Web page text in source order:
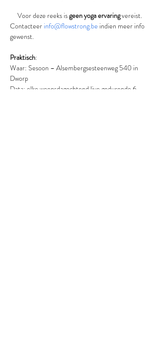
Voor deze reeks is geen yoga ervaring vereist.
Contacteer info@flowstrong.be indien meer info
gewenst.
Praktisch:
Waar: Sesoon – Alsembergsesteenweg 540 in
Dworp
Data: elke woensdagochtend live gedurende 6